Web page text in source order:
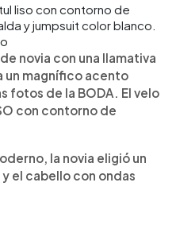
liso con contorno de
y jumpsuit color blanco.
novia con una llamativa
un magnífico acento
fotos de la BODA. El velo
con contorno de
la novia eligió un
el cabello con ondas